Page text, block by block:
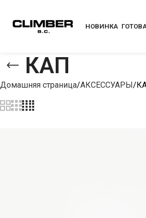
НОВИНКА
КАП
Домашняя страница АКСЕССУАРЫ